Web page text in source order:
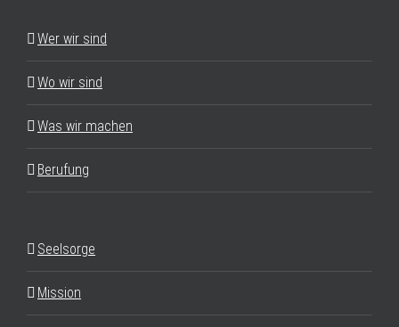
Wer wir sind
Wo wir sind
Was wir machen
Berufung
Seelsorge
Mission